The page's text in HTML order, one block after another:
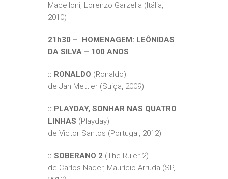
Macelloni, Lorenzo Garzella (Itália,
2010)
21h30 – HOMENAGEM: LEÔNIDAS
DA SILVA – 100 ANOS
:: RONALDO (Ronaldo)
de Jan Mettler (Suiça, 2009)
:: PLAYDAY, SONHAR NAS QUATRO
LINHAS (Playday)
de Victor Santos (Portugal, 2012)
:: SOBERANO 2 (The Ruler 2)
de Carlos Nader, Maurício Arruda (SP,